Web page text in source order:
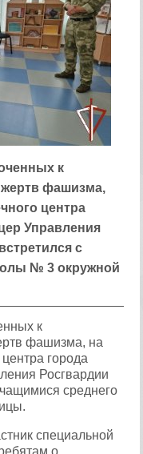
к
фашизма,
центра
Управления
с
№ 3 окружной
к
фашизма, на
города
Росгвардии
среднего
специальной
о